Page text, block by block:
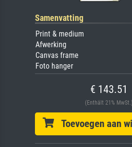
Samenvatting
Print & medium
Afwerking
Canvas frame
Foto hanger
€ 143.51
(Enthält 21% MwSt.)
Toevoegen aan